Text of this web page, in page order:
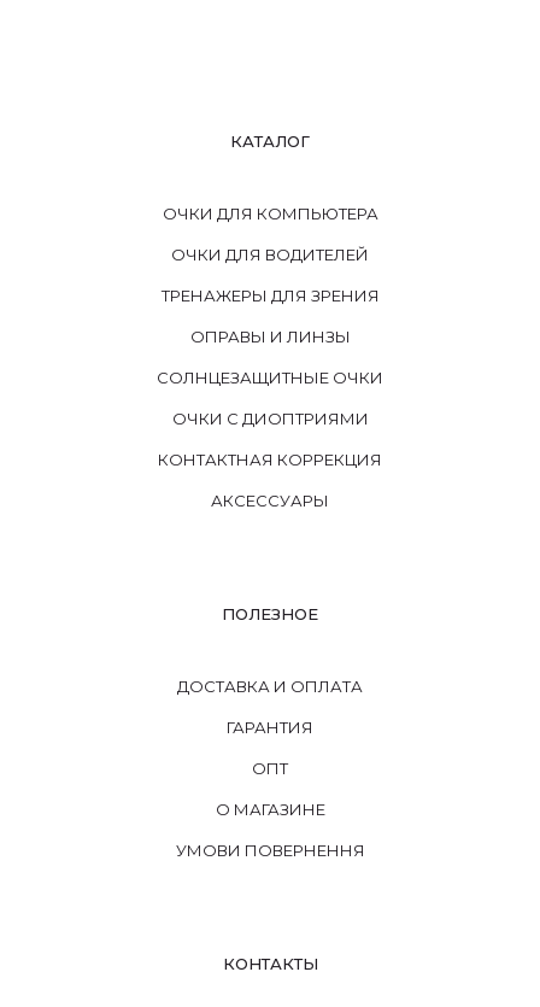
КАТАЛОГ
ОЧКИ ДЛЯ КОМПЬЮТЕРА
ОЧКИ ДЛЯ ВОДИТЕЛЕЙ
ТРЕНАЖЕРЫ ДЛЯ ЗРЕНИЯ
ОПРАВЫ И ЛИНЗЫ
СОЛНЦЕЗАЩИТНЫЕ ОЧКИ
ОЧКИ С ДИОПТРИЯМИ
КОНТАКТНАЯ КОРРЕКЦИЯ
АКСЕССУАРЫ
ПОЛЕЗНОЕ
ДОСТАВКА И ОПЛАТА
ГАРАНТИЯ
ОПТ
О МАГАЗИНЕ
УМОВИ ПОВЕРНЕННЯ
КОНТАКТЫ